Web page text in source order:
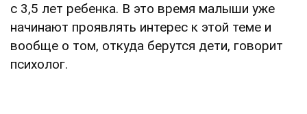
с 3,5 лет ребенка. В это время малыши уже
начинают проявлять интерес к этой теме и
вообще о том, откуда берутся дети, говорит
психолог.